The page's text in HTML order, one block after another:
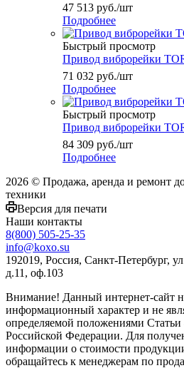
47 513 руб./шт
Подробнее
Быстрый просмотр
Привод виброрейки
71 032 руб./шт
Подробнее
Быстрый просмотр
Привод виброрейки
84 309 руб./шт
Подробнее
2026 © Продажа, аренда и ремонт
техники
Версия для печати
Наши контакты
8(800) 505-25-35
info@koxo.su
192019, Россия, Санкт-Петербург,
д.11, оф.103
Внимание! Данный интернет-сайт
информационный характер и не
определяемой положениями Статьи
Российской Федерации. Для
информации о стоимости
обращайтесь к менеджерам по